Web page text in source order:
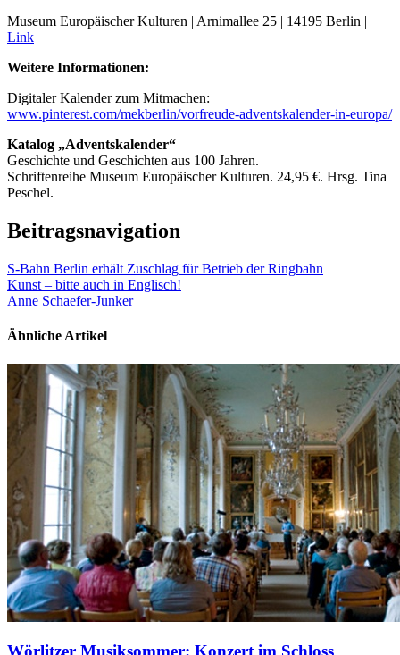
Museum Europäischer Kulturen | Arnimallee 25 | 14195 Berlin |
Link
Weitere Informationen:
Digitaler Kalender zum Mitmachen:
www.pinterest.com/mekberlin/vorfreude-adventskalender-in-europa/
Katalog „Adventskalender“
Geschichte und Geschichten aus 100 Jahren.
Schriftenreihe Museum Europäischer Kulturen. 24,95 €. Hrsg. Tina
Peschel.
Beitragsnavigation
S-Bahn Berlin erhält Zuschlag für Betrieb der Ringbahn
Kunst – bitte auch in Englisch!
Anne Schaefer-Junker
Ähnliche Artikel
Wörlitzer Musiksommer: Konzert im Schloss